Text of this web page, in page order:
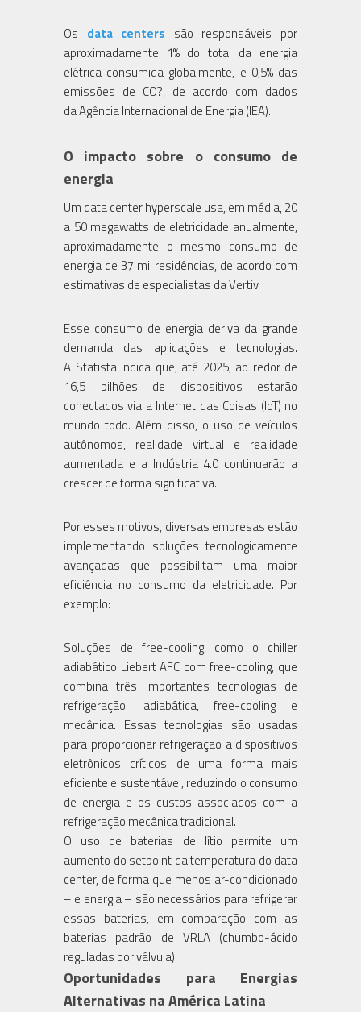
Os data centers são responsáveis por
aproximadamente 1% do total da energia
elétrica consumida globalmente, e 0,5% das
emissões de CO?, de acordo com dados
da Agência Internacional de Energia (IEA).
O impacto sobre o consumo de
energia
Um data center hyperscale usa, em média, 20
a 50 megawatts de eletricidade anualmente,
aproximadamente o mesmo consumo de
energia de 37 mil residências, de acordo com
estimativas de especialistas da Vertiv.
Esse consumo de energia deriva da grande
demanda das aplicações e tecnologias.
A Statista indica que, até 2025, ao redor de
16,5 bilhões de dispositivos estarão
conectados via a Internet das Coisas (IoT) no
mundo todo. Além disso, o uso de veículos
autônomos, realidade virtual e realidade
aumentada e a Indústria 4.0 continuarão a
crescer de forma significativa.
Por esses motivos, diversas empresas estão
implementando soluções tecnologicamente
avançadas que possibilitam uma maior
eficiência no consumo da eletricidade. Por
exemplo:
Soluções de free-cooling, como o chiller
adiabático Liebert AFC com free-cooling, que
combina três importantes tecnologias de
refrigeração: adiabática, free-cooling e
mecânica. Essas tecnologias são usadas
para proporcionar refrigeração a dispositivos
eletrônicos críticos de uma forma mais
eficiente e sustentável, reduzindo o consumo
de energia e os custos associados com a
refrigeração mecânica tradicional.
O uso de baterias de lítio permite um
aumento do setpoint da temperatura do data
center, de forma que menos ar-condicionado
– e energia – são necessários para refrigerar
essas baterias, em comparação com as
baterias padrão de VRLA (chumbo-ácido
reguladas por válvula).
Oportunidades para Energias
Alternativas na América Latina